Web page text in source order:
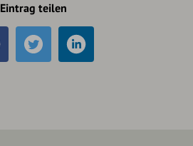
Eintrag teilen